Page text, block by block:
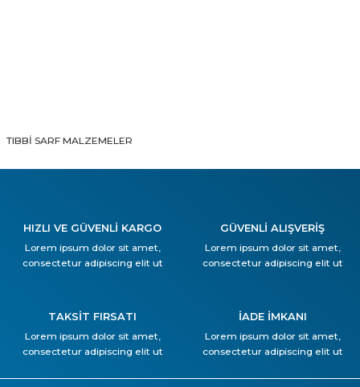
TIBBİ SARF MALZEMELER
HIZLI VE GÜVENLİ KARGO
Lorem ipsum dolor sit amet,
consectetur adipiscing elit ut
GÜVENLİ ALIŞVERİŞ
Lorem ipsum dolor sit amet,
consectetur adipiscing elit ut
TAKSİT FIRSATI
Lorem ipsum dolor sit amet,
consectetur adipiscing elit ut
İADE İMKANI
Lorem ipsum dolor sit amet,
consectetur adipiscing elit ut